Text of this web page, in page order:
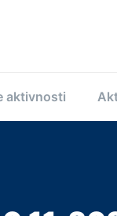
aktivnosti